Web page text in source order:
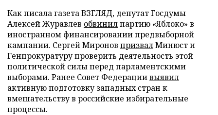
Как писала газета ВЗГЛЯД, депутат Госдумы
Алексей Журавлев обвинилпартию «Яблоко» в
иностранном финансировании предвыборной
кампании. Сергей Миронов призвалМинюст и
Генпрокуратуру проверить деятельность этой
политической силы перед парламентскими
выборами. Ранее Совет Федерациивыявил
активную подготовку западных стран к
вмешательству в российские избирательные
процессы.